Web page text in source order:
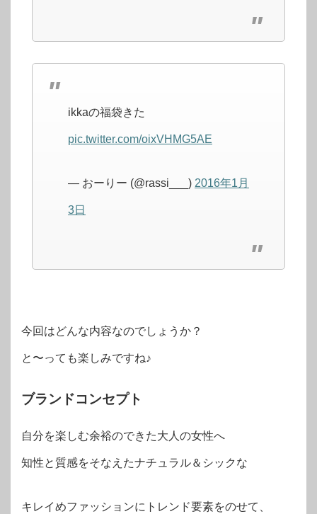
ikkaの福袋きた
pic.twitter.com/oixVHMG5AE
— おーりー (@rassi___) 2016年1月
3日
今回はどんな内容なのでしょうか？
と〜っても楽しみですね♪
ブランドコンセプト
自分を楽しむ余裕のできた大人の女性へ
知性と質感をそなえたナチュラル＆シックな
キレイめファッションにトレンド要素をのせて、